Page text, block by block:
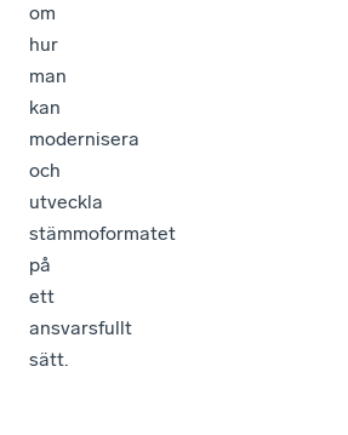
om
hur
man
kan
modernisera
och
utveckla
stämmoformatet
på
ett
ansvarsfullt
sätt.